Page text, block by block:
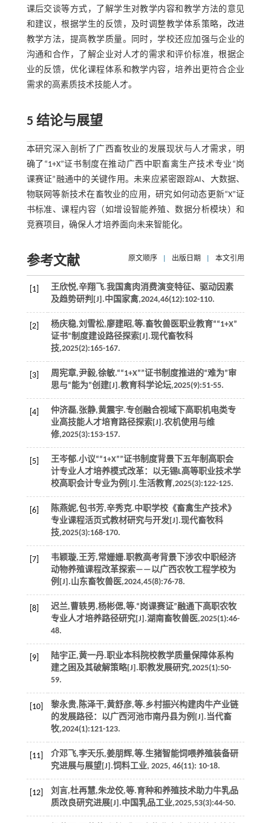
课后交谈等方式，了解学生对教学内容和教学方法的意见
和建议，根据学生的反馈，及时调整教学体系策略，改进
教学方法，提高教学质量。同时，学校还应加强与企业的
沟通和合作，了解企业对人才的需求和评价标准，根据企
业的反馈，优化课程体系和教学内容，培养出更符合企业
需求的高素质技术技能人才。
5 结论与展望
本研究深入剖析了广西畜牧业的发展现状与人才需求，明
确了“1+X”证书制度在推动广西中职畜禽生产技术专业“岗
课赛证”融通中的关键作用。未来应紧密跟踪AI、大数据、
物联网等新技术在畜牧业的应用，研究如何动态更新“X”证
书标准、课程内容（如增设智能养殖、数据分析模块）和
竞赛项目，确保人才培养面向未来智能化。
参考文献 原文顺序 出版日期 本文引用
[1]
王欣悦,辛翔飞.我国禽肉消费演变特征、驱动因素
及趋势研判[J].中国家禽,2024,46(12):102-110.
[2] 杨庆稳,刘雪松,廖建昭,等.畜牧兽医职业教育““1+X”
证书”制度建设路径探索[J].现代畜牧科
技,2025(2):165-167.
[3]
周宪章,尹毅,徐敏.““1+X””证书制度推进的“难为”审
思与“能为”创建[J].教育科学论坛,2025(9):51-55.
[4]
仲济磊,张静,黄震宇.专创融合视域下高职机电类专
业高技能人才培育路径探索[J].农机使用与维
修,2025(3):153-157.
[5]
王岑郁.小议““1+X””证书制度背景下五年制高职会
计专业人才培养模式改革：以无锡L高等职业技术学
校高职会计专业为例[J].生活教育,2025(3):122-125.
[6]
陈燕妮,包书芳,辛秀克.中职学校《畜禽生产技术》
专业课程活页式教材研究与开发[J].现代畜牧科
技,2025(3):168-170.
[7]
韦颖璇,王芳,常姗姗.职教高考背景下涉农中职经济
动物养殖课程改革探索——以广西农牧工程学校为
例[J]. 山东畜牧兽医,2024,45(8):76-78.
[8] 迟兰,曹轶男,杨彬偲,等.“岗课赛证”融通下高职农牧
专业人才培养路径研究[J].湖南畜牧兽医,2025(1):46-
48.
[9]
陆宇正,黄一丹.职业本科院校教学质量保障体系构
建之困及其破解策略[J].职教发展研究,2025(1):50-
59.
[10] 黎永贵,陈泽干,黄舒彦,等.乡村振兴构建肉牛产业链
的发展路径：以广西河池市南丹县为例[J].当代畜
牧,2024(1):121-123.
[11] 介邓飞,李天乐,姜朋辉,等.生猪智能饲喂养殖装备研
究进展与展望[J].饲料工业, 2025, 46(11): 10-18.
[12] 刘言,杜再慧,朱龙佼,等.育种和养殖技术助力牛乳品
质改良研究进展[J].中国乳品工业,2025,53(3):44-50.